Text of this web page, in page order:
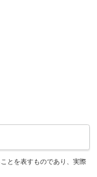
とを表すものであり、実際